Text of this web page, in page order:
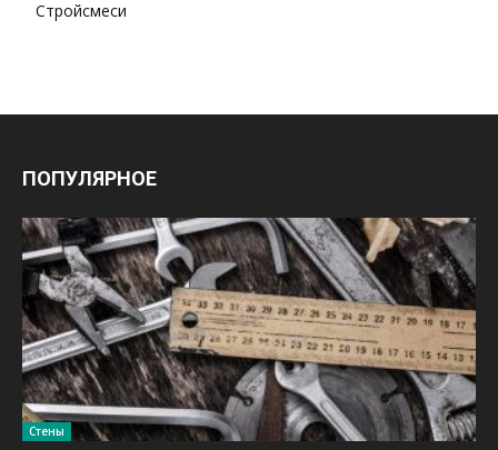
Стройсмеси
ПОПУЛЯРНОЕ
Стены